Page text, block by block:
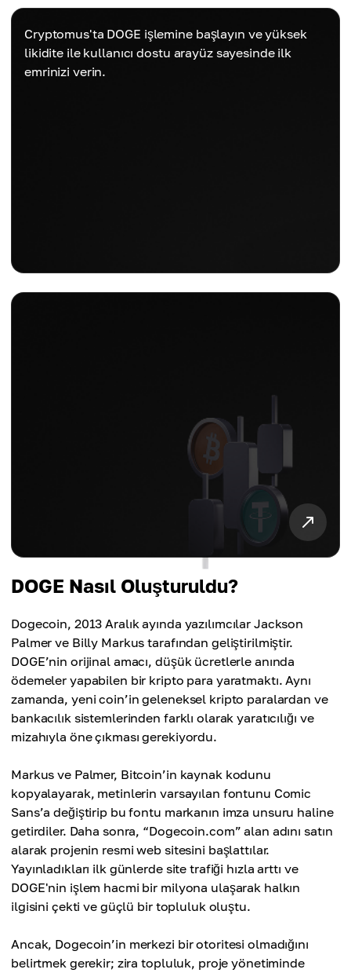
Cryptomus'ta DOGE işlemine başlayın ve yüksek
likidite ile kullanıcı dostu arayüz sayesinde ilk
emrinizi verin.
DOGE Nasıl Oluşturuldu?
Dogecoin, 2013 Aralık ayında yazılımcılar Jackson
Palmer ve Billy Markus tarafından geliştirilmiştir.
DOGE’nin orijinal amacı, düşük ücretlerle anında
ödemeler yapabilen bir kripto para yaratmaktı. Aynı
zamanda, yeni coin’in geleneksel kripto paralardan ve
bankacılık sistemlerinden farklı olarak yaratıcılığı ve
mizahıyla öne çıkması gerekiyordu.
Markus ve Palmer, Bitcoin’in kaynak kodunu
kopyalayarak, metinlerin varsayılan fontunu Comic
Sans’a değiştirip bu fontu markanın imza unsuru haline
getirdiler. Daha sonra, “Dogecoin.com” alan adını satın
alarak projenin resmi web sitesini başlattılar.
Yayınladıkları ilk günlerde site trafiği hızla arttı ve
DOGE'nin işlem hacmi bir milyona ulaşarak halkın
ilgisini çekti ve güçlü bir topluluk oluştu.
Ancak, Dogecoin’in merkezi bir otoritesi olmadığını
belirtmek gerekir; zira topluluk, proje yönetiminde